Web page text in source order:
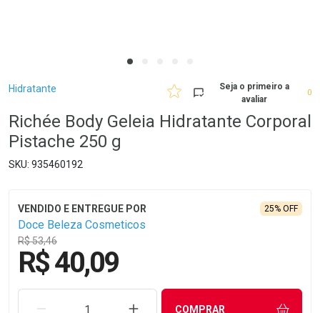
Breadcrumb
Hidratante
Seja o primeiro a
avaliar
0
Richée Body Geleia Hidratante Corporal
Pistache 250 g
935460192
Doce Beleza Cosmeticos
R$ 53,46
25% OFF
R$ 40,09
REMOVER UMA UNIDADEAUMENTAR UMA UNIDADE
COMPRAR